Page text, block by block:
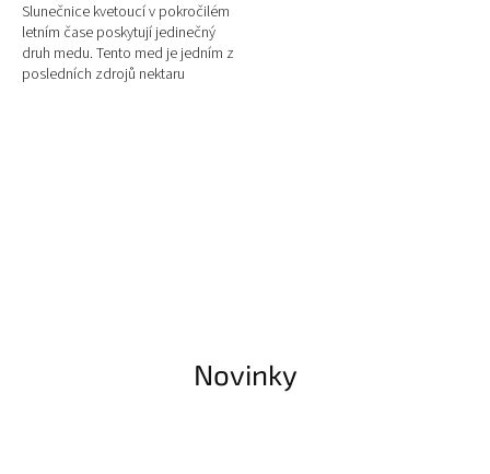
Slunečnice kvetoucí v pokročilém
letním čase poskytují jedinečný
druh medu. Tento med je jedním z
posledních zdrojů nektaru
Novinky